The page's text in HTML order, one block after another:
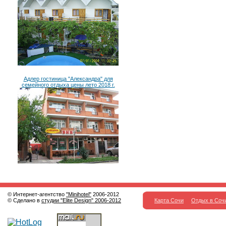
Адлер гостиница "Александра" для
семейного отдыха цены лето 2018 г.
© Интернет-агентство "Minihotel" 2006-2012
© Сделано в студии "Elite Design" 2006-2012 Карта Сочи Отдых в